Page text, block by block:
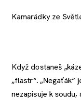
Kamarádky ze
Když dostaneš
„flastr“. „Negaťák“
nezapisuje k